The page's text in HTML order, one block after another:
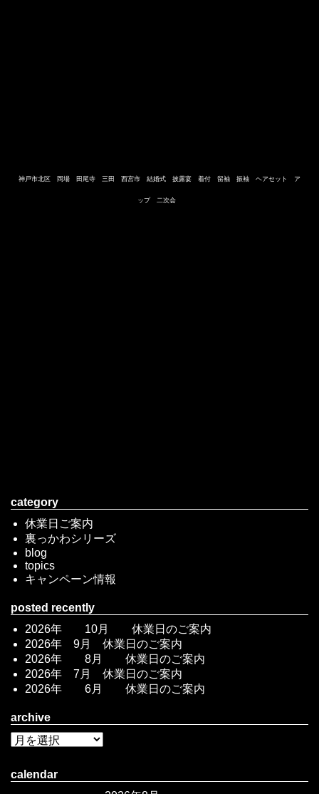
神戸市北区 岡場 田尾寺 三田 西宮市 結婚式 披露宴 着付 留袖 振袖 ヘアセット ア
ップ 二次会
category
休業日ご案内
裏っかわシリーズ
blog
topics
キャンペーン情報
posted recently
2026年 10月 休業日のご案内
2026年 9月 休業日のご案内
2026年 8月 休業日のご案内
2026年 7月 休業日のご案内
2026年 6月 休業日のご案内
archive
calendar